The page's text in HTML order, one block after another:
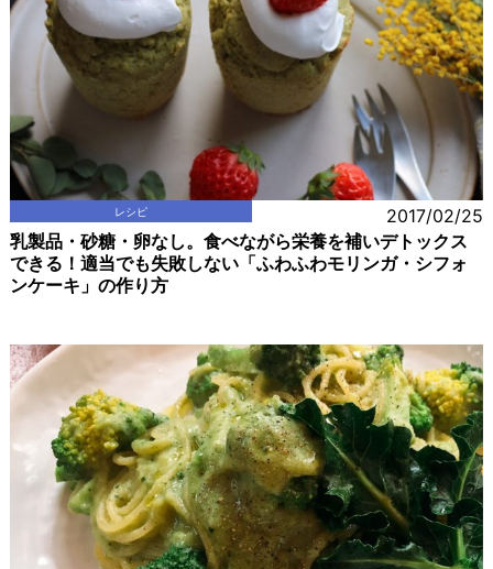
レシピ 2017/02/25
乳製品・砂糖・卵なし。食べながら栄養を補いデトックス
できる！適当でも失敗しない「ふわふわモリンガ・シフォ
ンケーキ」の作り方